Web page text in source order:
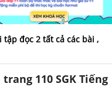
tập đọc 2 tất cả các bài ,
110 SGK Tiếng